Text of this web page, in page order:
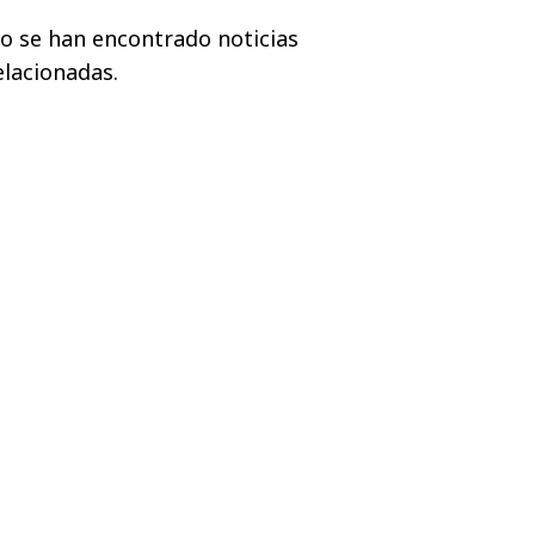
se han encontrado noticias